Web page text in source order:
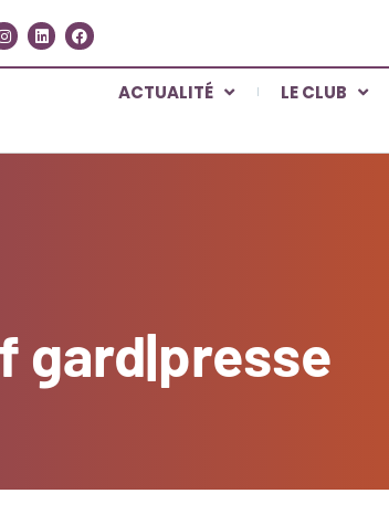
ACTUALITÉ LE CLUB
gard|presse